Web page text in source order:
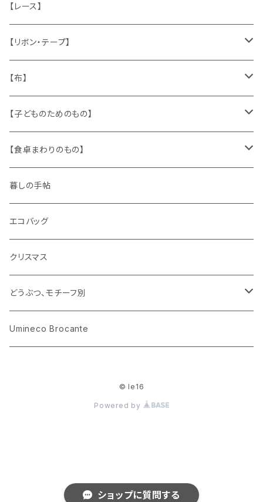
ショップに質問する
キャラクター
ピノキオ
お部屋に飾るもの
メタル製品
缶、箱
陶磁器
文房具
木製品
ミニチュア、ドールハウス
蔵書票、荷札、ビュバー、伝票
シール、ステッカー、クロモス
袋、箱、ナプキン、コースター
パズル、ゲーム
古本、古雑誌、古えほん
古レコード
古せっけん
ラッピングペーパー、壁紙
ひも、テープ
切手
スタンプ
文房具
木
貝
メタル
ガラス
プラスチック
紙
【レース】
【リボン・テープ】
チロルテープ・イニシャルテープ
トリム
ワッペン
【布】
キッチンクロス、ナプキン
ニット
布地
【子どものためのもの】
身に着けるもの
【食卓まわりのもの】
ガラス
花びん
小物入れ
陶磁器
カップアンドソーサー
プレート
木製品
ホーロー
メタル
暮しの手帖
エコバッグ
クリスマス
どうぶつ、モチーフ別
くま、ベア
Umineco Brocante
© le16
Powered by